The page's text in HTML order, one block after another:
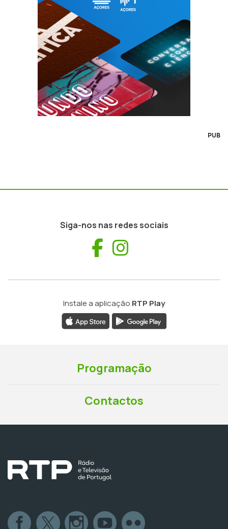
PUB
Siga-nos nas redes sociais
Facebook
Instale a aplicação RTP Play
Programação
Contactos